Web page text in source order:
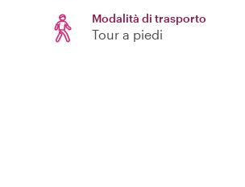
Modalità di trasporto
Tour a piedi